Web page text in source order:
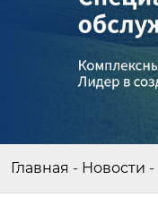
Главная - Новости -